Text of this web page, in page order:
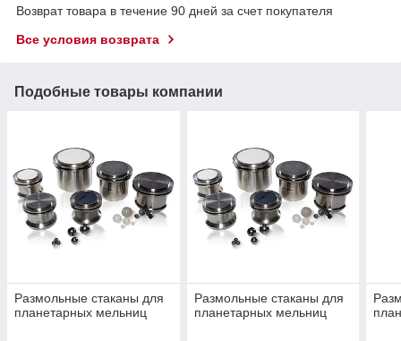
Возврат товара в течение 90 дней за счет покупателя
Все условия возврата
Подобные товары компании
Размольные стаканы для
планетарных мельниц
Размольные стаканы для
планетарных мельниц